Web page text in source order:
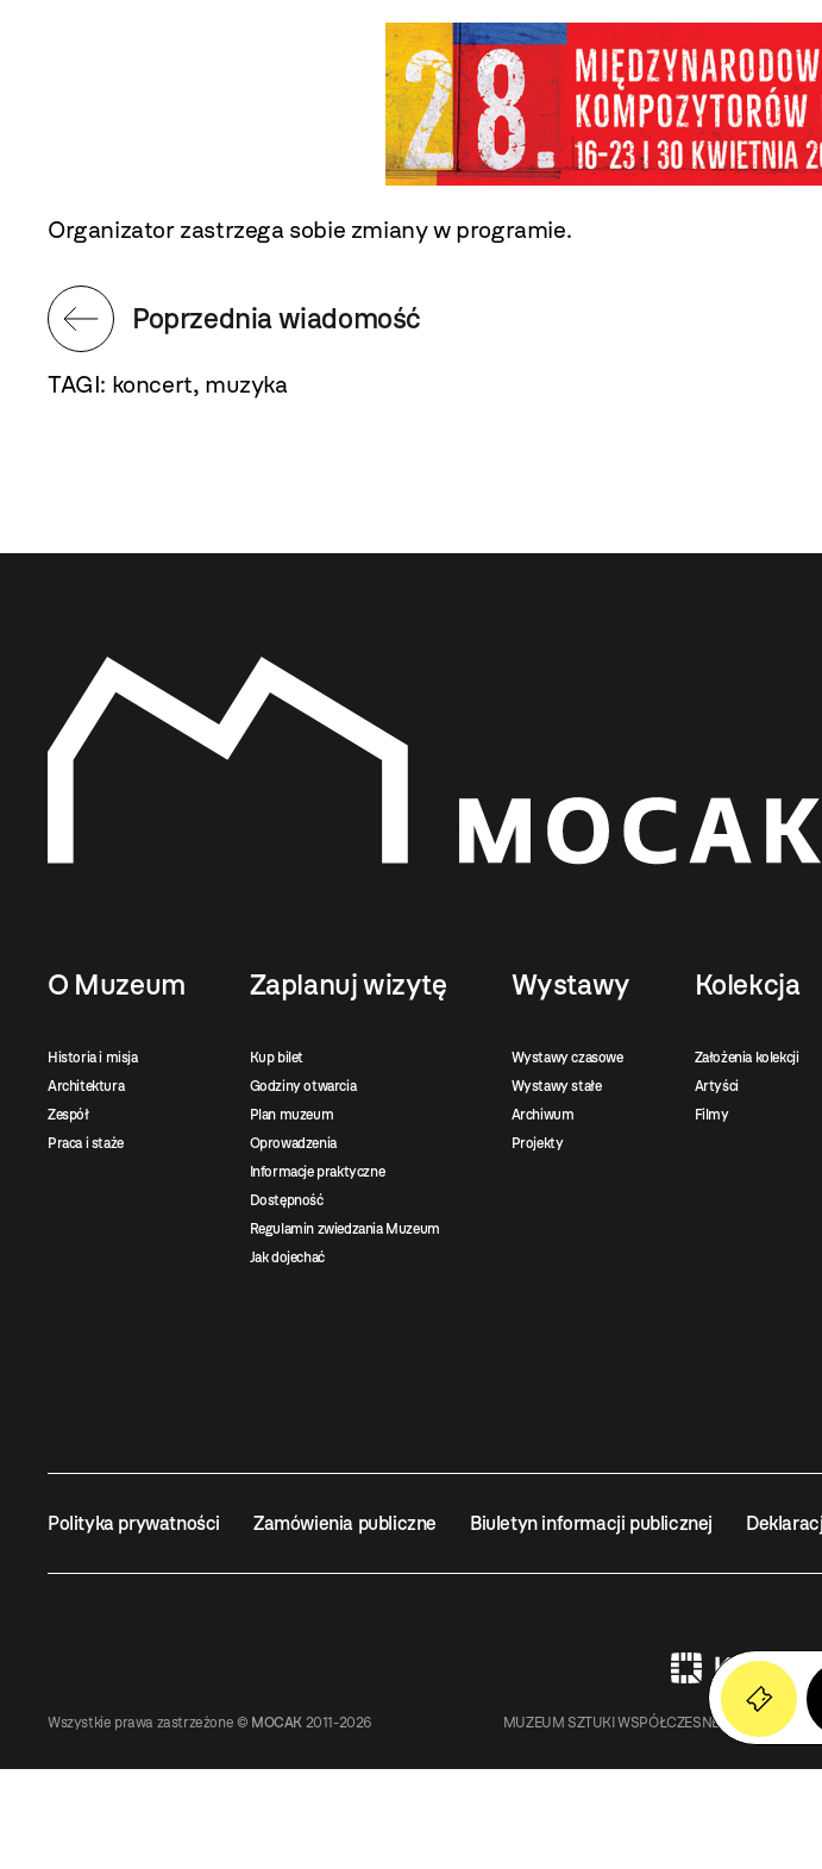
Organizator zastrzega sobie zmiany w programie.
Poprzednia wiadomość
TAGI: koncert, muzyka
O Muzeum
Historia i misja
Architektura
Zespół
Praca i staże
Zaplanuj wizytę
Kup bilet
Godziny otwarcia
Plan muzeum
Oprowadzenia
Informacje praktyczne
Dostępność
Regulamin zwiedzania Muzeum
Jak dojechać
Wystawy
Wystawy czasowe
Wystawy stałe
Archiwum
Projekty
Kolekcja
Założenia kolekcji
Artyści
Filmy
Polityka prywatności Zamówienia publiczne Biuletyn informacji publicznej
Wszystkie prawa zastrzeżone © MOCAK 2011-2026 MUZEUM SZTUKI WSPÓŁCZESNEJ W